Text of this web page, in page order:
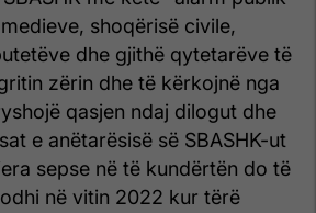
shoqërisë civile,
dhe gjithë qytetarëve të
zërin dhe të kërkojnë nga
qasjen ndaj dilogut dhe
e anëtarësisë së SBASHK-ut
sepse në të kundërtën do të
në vitin 2022 kur tërë